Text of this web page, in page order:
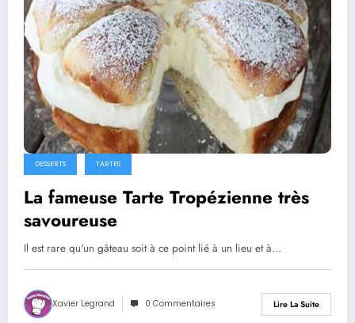
DESSERTS TARTES
La fameuse Tarte Tropézienne très
savoureuse
Il est rare qu'un gâteau soit à ce point lié à un lieu et à…
Xavier Legrand 0 Commentaires Lire La Suite